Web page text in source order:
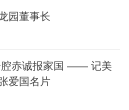
园董事长
腔赤诚报家国 —— 记美
爱国名片